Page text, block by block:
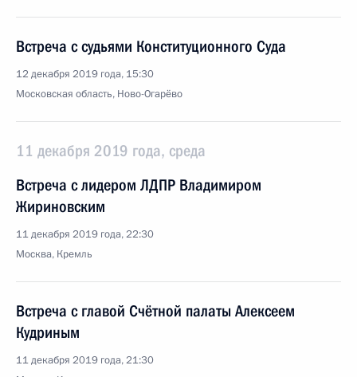
Встреча с судьями Конституционного Суда
12 декабря 2019 года, 15:30
Московская область, Ново-Огарёво
11 декабря 2019 года, среда
Встреча с лидером ЛДПР Владимиром
Жириновским
11 декабря 2019 года, 22:30
Москва, Кремль
Встреча с главой Счётной палаты Алексеем
Кудриным
11 декабря 2019 года, 21:30